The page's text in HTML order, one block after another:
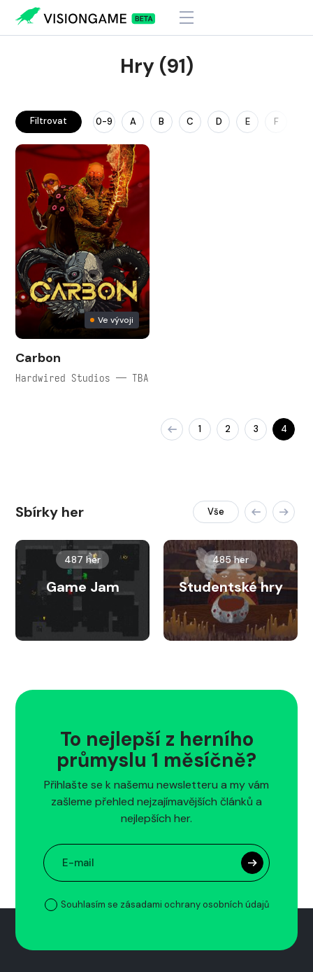
Hry (91)
Filtrovat 0-9 A B C D E F
Ve vývoji
Carbon
Hardwired Studios — TBA
1 2 3 4
Sbírky her Vše
487 her
Game Jam
485 her
Studentské hry
To nejlepší z herního
průmyslu 1 měsíčně?
Přihlašte se k našemu newsletteru a my vám
zašleme přehled nejzajímavějších článků a
nejlepších her.
Souhlasím se zásadami ochrany osobních údajů